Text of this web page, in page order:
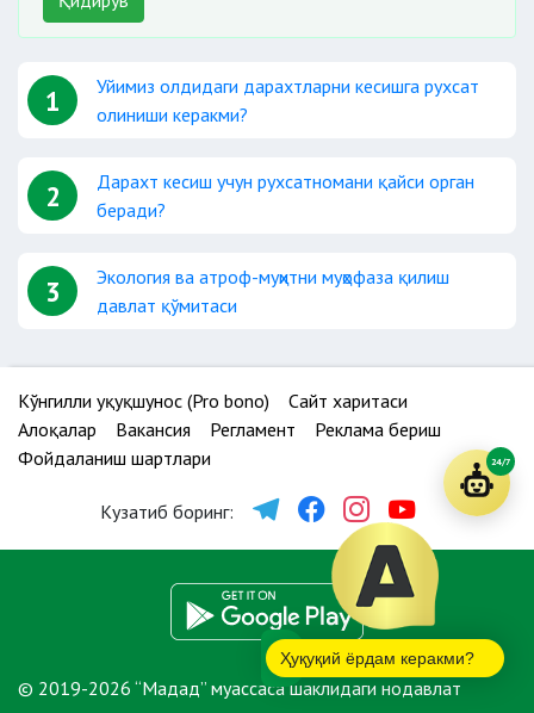
1
Уйимиз олдидаги дарахтларни кесишга рухсат
олиниши керакми?
2
Дарахт кесиш учун рухсатномани қайси орган
беради?
3
Экология ва атроф-муҳитни муҳофаза қилиш
давлат қўмитаси
Кўнгилли ҳуқуқшунос (Pro bono)
Сайт харитаси
Алоқалар
Вакансия Регламент
Реклама бериш
Фойдаланиш шартлари
Кузатиб боринг:
© 2019-2026 “Мадад” муассаса шаклидаги нодавлат
Ҳуқуқий ёрдам керакми?
24/7